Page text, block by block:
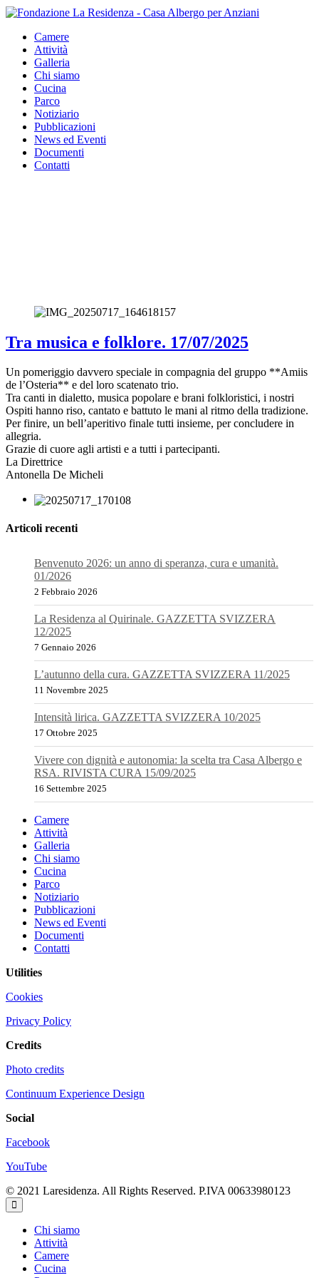
Camere
Attività
Galleria
Chi siamo
Cucina
Parco
Notiziario
Pubblicazioni
News ed Eventi
Documenti
Contatti
Tra musica e folklore. 17/07/2025
Un pomeriggio davvero speciale in compagnia del gruppo **Amiis
de l’Osteria** e del loro scatenato trio.
Tra canti in dialetto, musica popolare e brani folkloristici, i nostri
Ospiti hanno riso, cantato e battuto le mani al ritmo della tradizione.
Per finire, un bell’aperitivo finale tutti insieme, per concludere in
allegria.
Grazie di cuore agli artisti e a tutti i partecipanti.
La Direttrice
Antonella De Micheli
Articoli recenti
Benvenuto 2026: un anno di speranza, cura e umanità.
01/2026
2 Febbraio 2026
La Residenza al Quirinale. GAZZETTA SVIZZERA
12/2025
7 Gennaio 2026
L’autunno della cura. GAZZETTA SVIZZERA 11/2025
11 Novembre 2025
Intensità lirica. GAZZETTA SVIZZERA 10/2025
17 Ottobre 2025
Vivere con dignità e autonomia: la scelta tra Casa Albergo e
RSA. RIVISTA CURA 15/09/2025
16 Settembre 2025
Camere
Attività
Galleria
Chi siamo
Cucina
Parco
Notiziario
Pubblicazioni
News ed Eventi
Documenti
Contatti
Utilities
Cookies
Privacy Policy
Credits
Photo credits
Continuum Experience Design
Social
Facebook
YouTube
© 2021 Laresidenza. All Rights Reserved. P.IVA 00633980123
Chi siamo
Attività
Camere
Cucina